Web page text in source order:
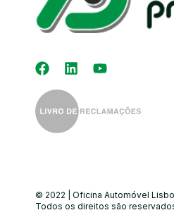
© 2022 | Oficina Automóvel
Todos os direitos são
Kit Distribuição